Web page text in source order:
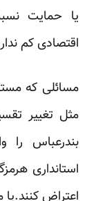
یا حمایت
اقتصادی کم
مسائلی که
مثل تغییر
بندرعباس را
استانداری
اعتراض کنند.یا